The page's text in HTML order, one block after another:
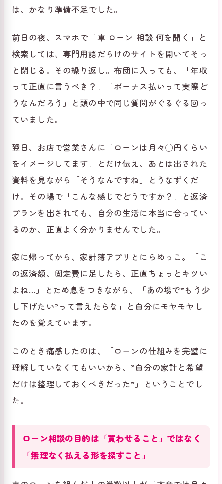
は、かなり準備不足でした。
前日の夜、スマホで「車 ローン 相談 何を聞く」と
検索しては、専門用語だらけのサイトを開いてそっ
と閉じる。その繰り返し。布団に入っても、「年収
って正直に言うべき？」「ボーナス払いって実際ど
うなんだろう」と頭の中で同じ質問がぐるぐる回っ
ていました。
翌日、お店で営業さんに「ローンは月々◯円くらい
をイメージしてます」とだけ伝え、あとは出された
資料を見ながら「そうなんですね」とうなずくだ
け。その場で「こんな感じでどうですか？」と返済
プランを出されても、自分の生活に本当に合ってい
るのか、正直よく分かりませんでした。
家に帰ってから、家計簿アプリとにらめっこ。「こ
の返済額、固定費に足したら、正直ちょっとキツい
よね…」とため息をつきながら、「あの場で”もう少
し下げたい”って言えたらな」と自分にモヤモヤし
たのを覚えています。
このとき痛感したのは、「ローンの仕組みを完璧に
理解していなくてもいいから、”自分の家計と希望
だけは整理しておくべきだった”」ということでし
た。
ローン相談の目的は「買わせること」ではなく
「無理なく払える形を探すこと」